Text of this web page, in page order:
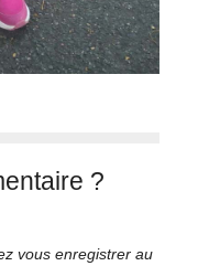
?
vous enregistrer au